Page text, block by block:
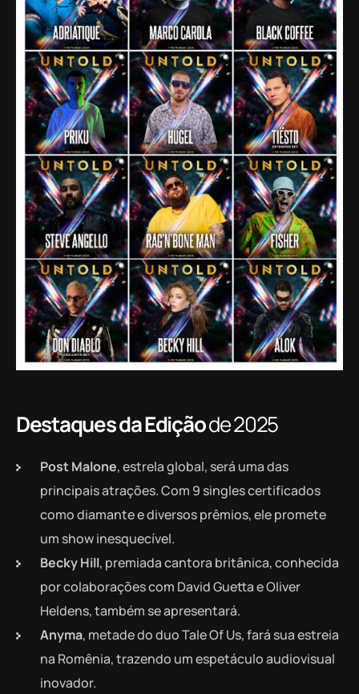
Destaques da Ediçãode 2025
Post Malone, estrela global, será uma das
principais atrações. Com 9 singles certificados
como diamante e diversos prêmios, ele promete
um show inesquecível.
Becky Hill, premiada cantora britânica, conhecida
por colaborações com David Guetta e Oliver
Heldens, também se apresentará.
Anyma, metade do duo Tale Of Us, fará sua estreia
na Romênia, trazendo um espetáculo audiovisual
inovador.